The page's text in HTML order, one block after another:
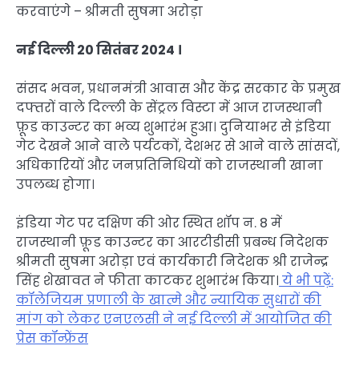
करवाएंगे – श्रीमती सुषमा अरोड़ा
नई दिल्ली 20 सितंबर 2024 ।
संसद भवन, प्रधानमंत्री आवास और केंद्र सरकार के प्रमुख
दफ्तरों वाले दिल्ली के सेंट्रल विस्टा में आज राजस्थानी
फ़ूड काउन्टर का भव्य शुभारंभ हुआ। दुनियाभर से इंडिया
गेट देखने आने वाले पर्यटकों, देशभर से आने वाले सांसदों,
अधिकारियों और जनप्रतिनिधियों को राजस्थानी खाना
उपलब्ध होगा।
इंडिया गेट पर दक्षिण की ओर स्थित शॉप न. 8 में
राजस्थानी फ़ूड काउन्टर का आरटीडीसी प्रबन्ध निदेशक
श्रीमती सुषमा अरोड़ा एवं कार्यकारी निदेशक श्री राजेन्द्र
सिंह शेखावत ने फीता काटकर शुभारंभ किया। ये भी पढ़ें:
कॉलेजियम प्रणाली के खात्मे और न्यायिक सुधारों की
मांग को लेकर एनएलसी ने नई दिल्ली में आयोजित की
प्रेस कॉन्फ्रेंस